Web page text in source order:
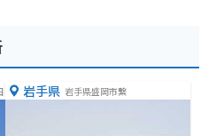
岩手県 岩手県盛岡市繋